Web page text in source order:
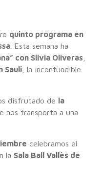
quinto programa en
. Esta semana ha
con Silvia Oliveras
Sauli , la inconfundible
disfrutado de la
nos transporta a una
celebramos el
la Sala Ball Vallès de